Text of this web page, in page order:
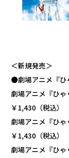
＜新規発売＞
●劇場アニメ『ひ
劇場アニメ『ひ
￥1,430（税込）
劇場アニメ『ひゃ
￥1,430（税込）
劇場アニメ『ひゃ